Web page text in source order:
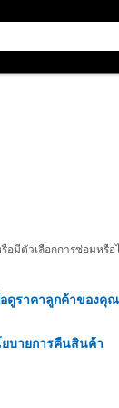
อมีตัวเลือกการซ่อมหรือ
ดูราคาลูกค้าของคุณ
บายการคืนสินค้า